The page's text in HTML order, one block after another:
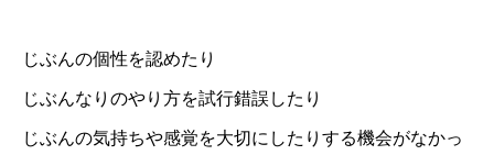
じぶんの個性を認めたり
じぶんなりのやり方を試行錯誤したり
じぶんの気持ちや感覚を大切にしたりする機会がなかっ